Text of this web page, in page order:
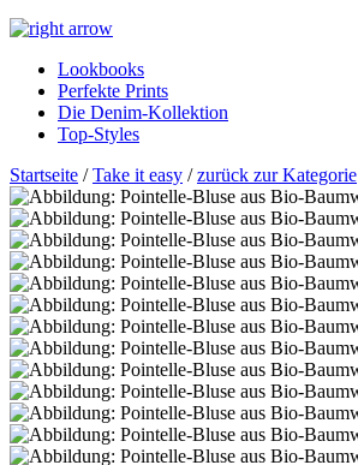
Lookbooks
Perfekte Prints
Die Denim-Kollektion
Top-Styles
Startseite /Take it easy /zurück zur Kategorie